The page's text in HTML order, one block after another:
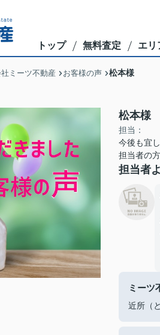
トップ 無料査定 エリ
ミーツ不動産 お客様の声 松本様
松本様
担当：
今後も宜
担当者の
担当者
ミーツ
近所（